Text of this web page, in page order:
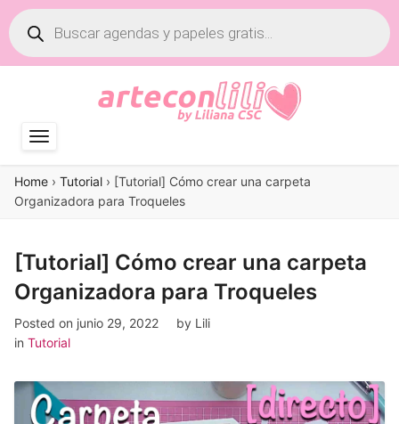
Búsqueda
de
productos
Home › Tutorial › [Tutorial] Cómo crear una carpeta
Organizadora para Troqueles
[Tutorial] Cómo crear una carpeta
Organizadora para Troqueles
Posted on junio 29, 2022 by Lili
in Tutorial